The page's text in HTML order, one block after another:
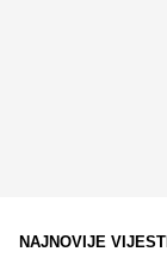
NAJNOVIJE VIJESTI